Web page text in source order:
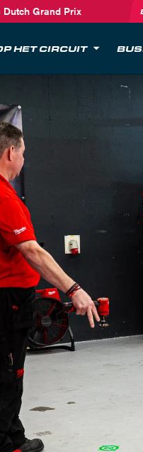
Grand Prix
HET CIRCUIT